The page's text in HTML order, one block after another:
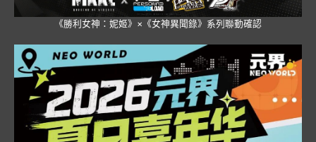
《勝利女神：妮姬》×《女神異聞錄》系列聯動確認